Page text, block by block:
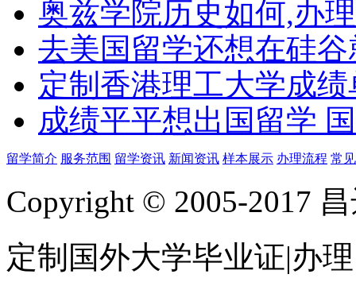
奥兹学院历史如何,办
去美国留学还想在硅
定制香港理工大学成绩
成绩平平想出国留学
留学简介 服务范围 留学资讯 新闻资讯 样本展示 办理流程 常
Copyright © 2005-2017
定制国外大学毕业证|办